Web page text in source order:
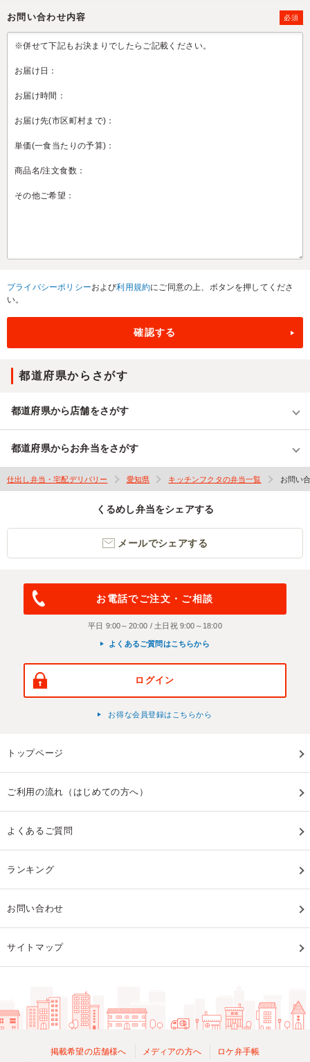
お問い合わせ内容 必須
プライバシーポリシーおよび利用規約にご同意の上、ボタンを押してくださ
い。
都道府県からさがす
都道府県から店舗をさがす
都道府県からお弁当をさがす
仕出し弁当・宅配デリバリー 愛知県 キッチンフクタの弁当一覧 お問い
くるめし弁当をシェアする
メールでシェアする
お電話でご注文・ご相談
平日 9:00～20:00 / 土日祝 9:00～18:00
よくあるご質問はこちらから
ログイン
お得な会員登録はこちらから
トップページ
ご利用の流れ（はじめての方へ）
よくあるご質問
ランキング
お問い合わせ
サイトマップ
掲載希望の店舗様へ メディアの方へ ロケ弁手帳